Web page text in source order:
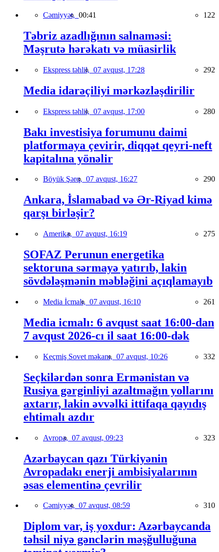
Cəmiyyət, 00:41 122
Təbriz azadlığının salnaməsi:
Məşrutə hərəkatı və müasirlik
Ekspress təhlil, 07 avqust, 17:28 292
Media idarəçiliyi mərkəzləşdirilir
Ekspress təhlil, 07 avqust, 17:00 280
Bakı investisiya forumunu daimi
platformaya çevirir, diqqət qeyri-neft
kapitalına yönəlir
Böyük Şərq, 07 avqust, 16:27 290
Ankara, İslamabad və Ər-Riyad kimə
qarşı birləşir?
Amerika, 07 avqust, 16:19 275
SOFAZ Perunun energetika
sektoruna sərmayə yatırıb, lakin
sövdələşmənin məbləğini açıqlamayıb
Media İcmalı, 07 avqust, 16:10 261
Media icmalı: 6 avqust saat 16:00-dan
7 avqust 2026-cı il saat 16:00-dək
Keçmiş Sovet məkanı, 07 avqust, 10:26 332
Seçkilərdən sonra Ermənistan və
Rusiya gərginliyi azaltmağın yollarını
axtarır, lakin əvvəlki ittifaqa qayıdış
ehtimalı azdır
Avropa, 07 avqust, 09:23 323
Azərbaycan qazı Türkiyənin
Avropadakı enerji ambisiyalarının
əsas elementinə çevrilir
Cəmiyyət, 07 avqust, 08:59 310
Diplom var, iş yoxdur: Azərbaycanda
təhsil niyə gənclərin məşğulluğuna